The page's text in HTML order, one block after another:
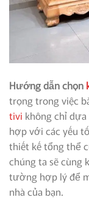
Hướng dẫn chọn
trọng trong việc
tivi không chỉ
hợp với các yếu
thiết kế tổng thể
chúng ta sẽ cùng
tường hợp lý để
nhà của bạn.